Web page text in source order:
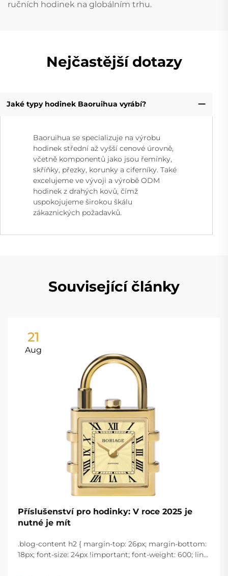
ručních hodinek na globálním trhu.
Nejčastější dotazy
Jaké typy hodinek Baoruihua vyrábí?
Baoruihua se specializuje na výrobu
hodinek střední až vyšší cenové úrovně,
včetně komponentů jako jsou řemínky,
skříňky, přezky, korunky a ciferníky. Také
excelujeme ve vývoji a výrobě ODM
hodinek z drahých kovů, čímž
uspokojujeme širokou škálu
zákaznických požadavků.
Související články
21
Aug
Příslušenství pro hodinky: V roce 2025 je
nutné je mít
.blog-content h2 { margin-top: 26px; margin-bottom:
18px; font-size: 24px !important; font-weight: 600; line-